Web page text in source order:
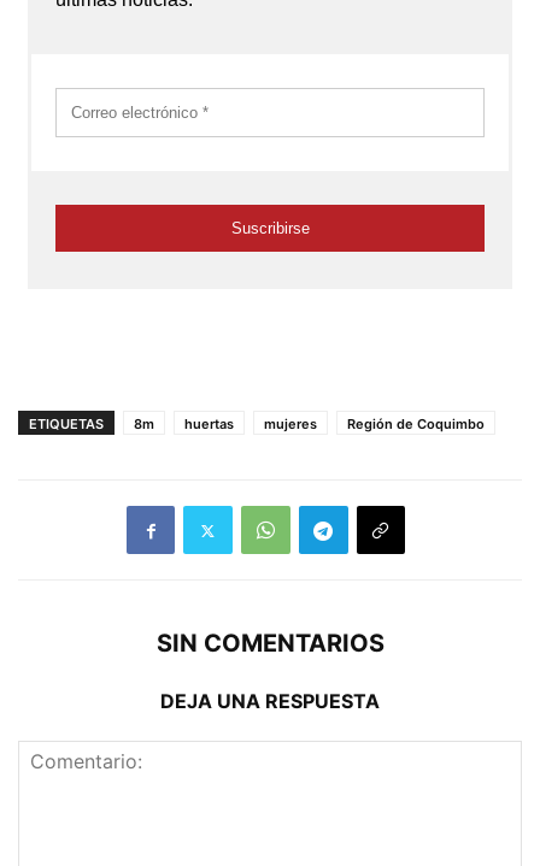
ETIQUETAS 8m huertas mujeres Región de Coquimbo
SIN COMENTARIOS
DEJA UNA RESPUESTA